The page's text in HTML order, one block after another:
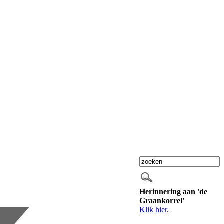
Herinnering aan 'de
Graankorrel'
Klik hier.